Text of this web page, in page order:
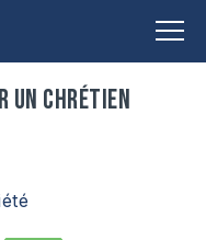
un chrétien